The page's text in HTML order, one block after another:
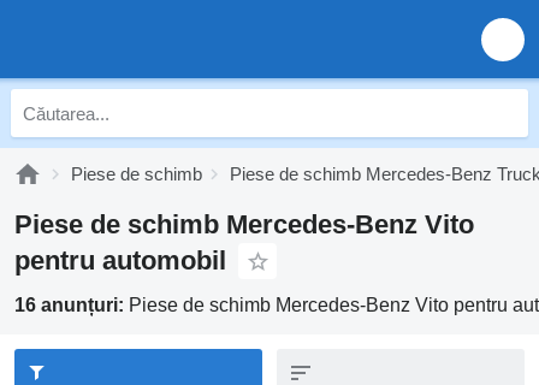
Piese de schimb Piese de schimb Mercedes-Benz
Piese de schimb Mercedes-Benz Vito
pentru automobil
16 anunțuri: Piese de schimb Mercedes-Benz Vito pentru